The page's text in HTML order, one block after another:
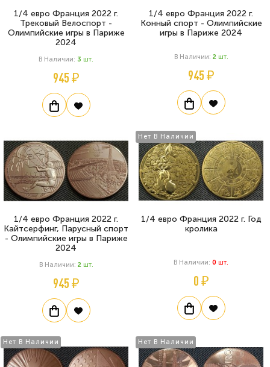
1/4 евро Франция 2022 г.
Трековый Велоспорт -
Олимпийские игры в Париже
2024
В Наличии: 3 Шт.
945 ₽
1/4 евро Франция 2022 г.
Конный спорт - Олимпийские
игры в Париже 2024
В Наличии: 2 Шт.
945 ₽
1/4 евро Франция 2022 г.
Кайтсерфинг, Парусный спорт
- Олимпийские игры в Париже
2024
В Наличии: 2 Шт.
945 ₽
Нет В Наличии
1/4 евро Франция 2022 г. Год
кролика
В Наличии: 0 Шт.
0 ₽
Нет В Наличии Нет В Наличии